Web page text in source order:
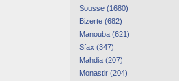
Sousse (1680)
Bizerte (682)
Manouba (621)
Sfax (347)
Mahdia (207)
Monastir (204)